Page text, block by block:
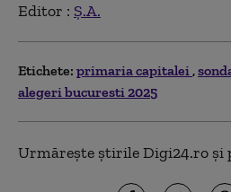
Editor : Ș.A.
Etichete: primaria capitalei
alegeri bucuresti 2025
Urmărește știrile Digi24.ro și